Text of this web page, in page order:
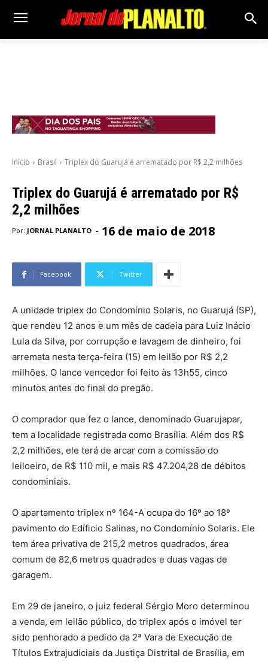
Início Brasil Triplex do Guarujá é arrematado por R$ 2,2 milhões
Triplex do Guarujá é arrematado por R$
2,2 milhões
Por: JORNAL PLANALTO - 16 de maio de 2018
Facebook Twitter
A unidade triplex do Condomínio Solaris, no Guarujá (SP),
que rendeu 12 anos e um mês de cadeia para Luiz Inácio
Lula da Silva, por corrupção e lavagem de dinheiro, foi
arremata nesta terça-feira (15) em leilão por R$ 2,2
milhões. O lance vencedor foi feito às 13h55, cinco
minutos antes do final do pregão.
O comprador que fez o lance, denominado Guarujapar,
tem a localidade registrada como Brasília. Além dos R$
2,2 milhões, ele terá de arcar com a comissão do
leiloeiro, de R$ 110 mil, e mais R$ 47.204,28 de débitos
condominiais.
O apartamento triplex nº 164-A ocupa do 16º ao 18º
pavimento do Edíficio Salinas, no Condomínio Solaris. Ele
tem área privativa de 215,2 metros quadrados, área
comum de 82,6 metros quadrados e duas vagas de
garagem.
Em 29 de janeiro, o juiz federal Sérgio Moro determinou
a venda, em leilão público, do triplex após o imóvel ter
sido penhorado a pedido da 2ª Vara de Execução de
Títulos Extrajudiciais da Justiça Distrital de Brasília, em